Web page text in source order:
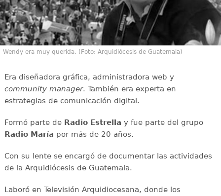
Wendy era muy querida. (Foto: Arquidiócesis de Guatemala)
Era diseñadora gráfica, administradora web y
community manager. También era experta en
estrategias de comunicación digital.
Formó parte de Radio Estrella y fue parte del grupo
Radio María por más de 20 años.
Con su lente se encargó de documentar las actividades
de la Arquidiócesis de Guatemala.
Laboró en Televisión Arquidiocesana, donde los